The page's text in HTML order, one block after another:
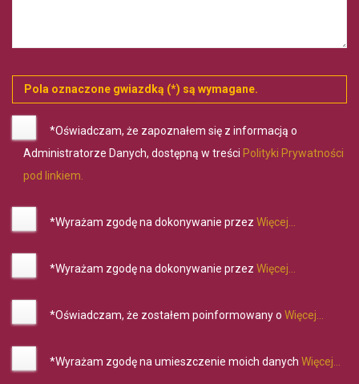
Pola oznaczone gwiazdką (*) są wymagane.
*Oświadczam, że zapoznałem się z informacją o
Administratorze Danych, dostępną w treści Polityki Prywatności
pod linkiem.
*Wyrażam zgodę na dokonywanie przez Więcej...
*Wyrażam zgodę na dokonywanie przez Więcej...
*Oświadczam, że zostałem poinformowany o Więcej...
*Wyrażam zgodę na umieszczenie moich danych Więcej...